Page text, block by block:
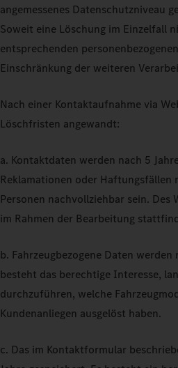
angemessenes Datenschutzniveau
Soweit eine Löschung im Einzelfall
entsprechenden
Einschränkung der weiteren
Nach einer Kontaktaufnahme via
Löschfristen angewandt:
a. Kontaktdaten werden nach 5
Reklamationen oder Haftungsfällen
Personen nachvollziehbar sein.
im Rahmen der Bearbeitung
b. Fahrzeugbezogene Daten werden
besteht das berechtige Interesse,
durchzuführen, welche
Kundenanliegen ausgelöst haben.
c. Das im Kontaktformular